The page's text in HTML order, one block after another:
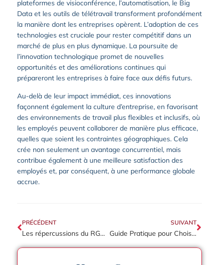
plateformes de visioconférence, l’automatisation, le Big
Data et les outils de télétravail transforment profondément
la manière dont les entreprises opèrent. L’adoption de ces
technologies est cruciale pour rester compétitif dans un
marché de plus en plus dynamique. La poursuite de
l’innovation technologique promet de nouvelles
opportunités et des améliorations continues qui
prépareront les entreprises à faire face aux défis futurs.
Au-delà de leur impact immédiat, ces innovations
façonnent également la culture d’entreprise, en favorisant
des environnements de travail plus flexibles et inclusifs, où
les employés peuvent collaborer de manière plus efficace,
quelles que soient les contraintes géographiques. Cela
crée non seulement un avantage concurrentiel, mais
contribue également à une meilleure satisfaction des
employés et, par conséquent, à une performance globale
accrue.
PRÉCÉDENT
Les répercussions du RGPD sur la gestion des données clients au sein de l’entreprise
SUIVANT
Guide Pratique pour Choisir la Meilleure Technologie pour Votre Entreprise